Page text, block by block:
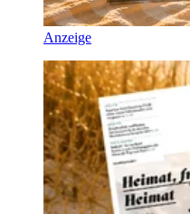
Anzeige